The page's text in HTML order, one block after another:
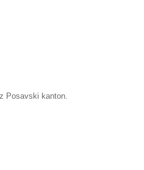
Posavski kanton.